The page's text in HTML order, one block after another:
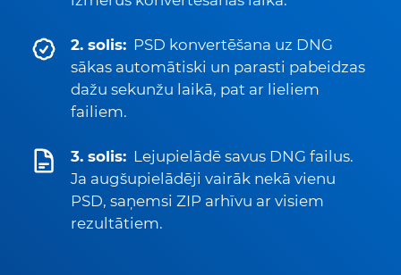
2. solis: PSD konvertēšana uz DNG
sākas automātiski un parasti pabeidzas
dažu sekunžu laikā, pat ar lieliem
failiem.
3. solis: Lejupielādē savus DNG failus.
Ja augšupielādēji vairāk nekā vienu
PSD, saņemsi ZIP arhīvu ar visiem
rezultātiem.